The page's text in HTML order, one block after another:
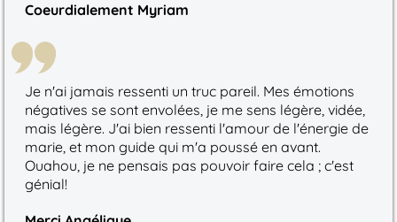
Coeurdialement Myriam
Je n'ai jamais ressenti un truc pareil. Mes émotions
négatives se sont envolées, je me sens légère, vidée,
mais légère. J'ai bien ressenti l'amour de l'énergie de
marie, et mon guide qui m'a poussé en avant.
Ouahou, je ne pensais pas pouvoir faire cela ; c'est
génial!